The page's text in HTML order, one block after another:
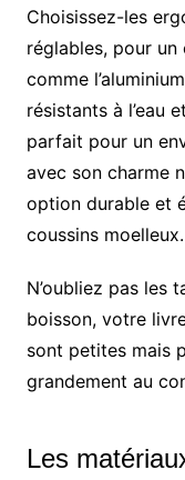
Choisissez-les
réglables, pour
comme
résistants à l’eau
parfait pour un
avec son charme
option durable et
coussins moelleux.
N’oubliez pas les
boisson, votre
sont petites mais
grandement au
Les